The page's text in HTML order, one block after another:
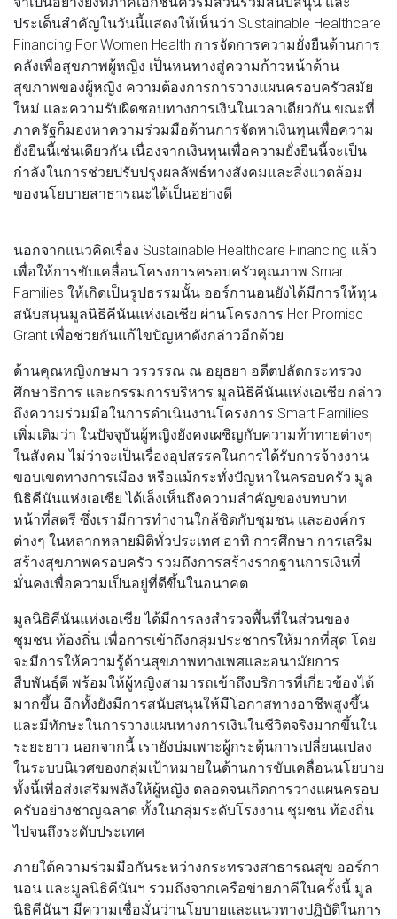
ประเด็นสำคัญในวันนี้แสดงให้เห็นว่า Sustainable Healthcare
Financing For Women Health การจัดการความยั่งยืนด้านการ
คลังเพื่อสุขภาพผู้หญิง เป็นหนทางสู่ความก้าวหน้าด้าน
สุขภาพของผู้หญิง ความต้องการการวางแผนครอบครัวสมัย
ใหม่ และความรับผิดชอบทางการเงินในเวลาเดียวกัน ขณะที่
ภาครัฐก็มองหาความร่วมมือด้านการจัดหาเงินทุนเพื่อความ
ยั่งยืนนี้เช่นเดียวกัน เนื่องจากเงินทุนเพื่อความยั่งยืนนี้จะเป็น
กำลังในการช่วยปรับปรุงผลลัพธ์ทางสังคมและสิ่งแวดล้อม
ของนโยบายสาธารณะได้เป็นอย่างดี
นอกจากแนวคิดเรื่อง Sustainable Healthcare Financing แล้ว
เพื่อให้การขับเคลื่อนโครงการครอบครัวคุณภาพ Smart
Families ให้เกิดเป็นรูปธรรมนั้น ออร์กานอนยังได้มีการให้ทุน
สนับสนุนมูลนิธิคีนันแห่งเอเซีย ผ่านโครงการ Her Promise
Grant เพื่อช่วยกันแก้ไขปัญหาดังกล่าวอีกด้วย
ด้านคุณหญิงกษมา วรวรรณ ณ อยุธยา อดีตปลัดกระทรวง
ศึกษาธิการ และกรรมการบริหาร มูลนิธิคีนันแห่งเอเซีย กล่าว
ถึงความร่วมมือในการดำเนินงานโครงการ Smart Families
เพิ่มเติมว่า ในปัจจุบันผู้หญิงยังคงเผชิญกับความท้าทายต่างๆ
ในสังคม ไม่ว่าจะเป็นเรื่องอุปสรรคในการได้รับการจ้างงาน
ขอบเขตทางการเมือง หรือแม้กระทั่งปัญหาในครอบครัว มูล
นิธิคีนันแห่งเอเซีย ได้เล็งเห็นถึงความสำคัญของบทบาท
หน้าที่สตรี ซึ่งเรามีการทำงานใกล้ชิดกับชุมชน และองค์กร
ต่างๆ ในหลากหลายมิติทั่วประเทศ อาทิ การศึกษา การเสริม
สร้างสุขภาพครอบครัว รวมถึงการสร้างรากฐานการเงินที่
มั่นคงเพื่อความเป็นอยู่ที่ดีขึ้นในอนาคต
มูลนิธิคีนันแห่งเอเซีย ได้มีการลงสำรวจพื้นที่ในส่วนของ
ชุมชน ท้องถิ่น เพื่อการเข้าถึงกลุ่มประชากรให้มากที่สุด โดย
จะมีการให้ความรู้ด้านสุขภาพทางเพศและอนามัยการ
สืบพันธุ์ดี พร้อมให้ผู้หญิงสามารถเข้าถึงบริการที่เกี่ยวข้องได้
มากขึ้น อีกทั้งยังมีการสนับสนุนให้มีโอกาสทางอาชีพสูงขึ้น
และมีทักษะในการวางแผนทางการเงินในชีวิตจริงมากขึ้นใน
ระยะยาว นอกจากนี้ เรายังบ่มเพาะผู้กระตุ้นการเปลี่ยนแปลง
ในระบบนิเวศของกลุ่มเป้าหมายในด้านการขับเคลื่อนนโยบาย
ทั้งนี้เพื่อส่งเสริมพลังให้ผู้หญิง ตลอดจนเกิดการวางแผนครอบ
ครับอย่างชาญฉลาด ทั้งในกลุ่มระดับโรงงาน ชุมชน ท้องถิ่น
ไปจนถึงระดับประเทศ
ภายใต้ความร่วมมือกันระหว่างกระทรวงสาธารณสุข ออร์กา
นอน และมูลนิธิคีนันฯ รวมถึงจากเครือข่ายภาคีในครั้งนี้ มูล
นิธิคีนันฯ มีความเชื่อมั่นว่านโยบายและแนวทางปฏิบัติในการ